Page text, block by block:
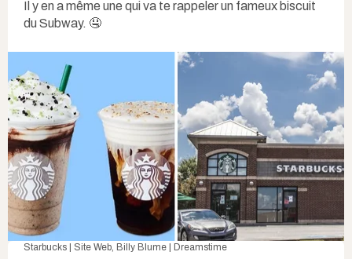
Il y en a même une qui va te rappeler un fameux biscuit
du Subway. 🤤
Starbucks | Site Web Billy Blume | Dreamstime